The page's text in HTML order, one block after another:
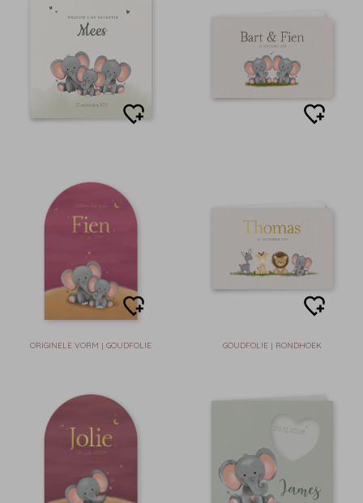
ORIGINELE VORM | GOUDFOLIE GOUDFOLIE | RONDHOEK